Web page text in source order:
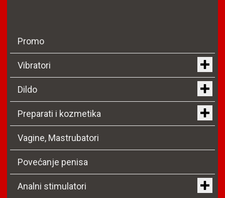
Promo
Vibratori
Dildo
Preparati i kozmetika
Vagine, Mastrubatori
Povećanje penisa
Analni stimulatori